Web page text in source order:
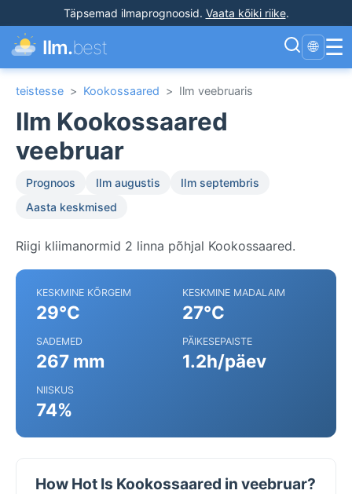
Täpsemad ilmaprognoosid. Vaata kõiki riike.
Ilm.best 🌐 ☰
teistesse > Kookossaared > Ilm veebruaris
Ilm Kookossaared
veebruar
Prognoos Ilm augustis
Ilm septembris
Aasta keskmised
Riigi kliimanormid 2 linna põhjal Kookossaared.
KESKMINE KÕRGEIM
29°C
KESKMINE MADALAIM
27°C
SADEMED
267 mm
PÄIKESEPAISTE
1.2h/päev
NIISKUS
74%
How Hot Is Kookossaared in veebruar?